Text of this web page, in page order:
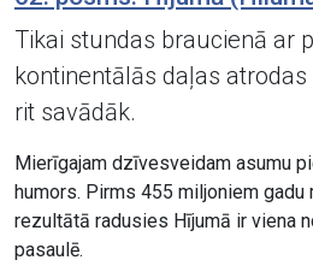
Tikai stundas braucienā ar
kontinentālās daļas
rit savādāk.
Mierīgajam dzīvesveidam asumu
humors. Pirms 455 miljoniem
rezultātā radusies Hījumā ir viena
pasaulē.